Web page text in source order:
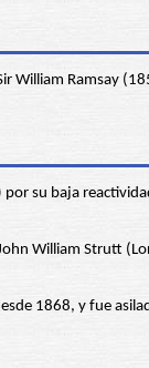
William Ramsay
por su baja
William Strutt
1868, y fue